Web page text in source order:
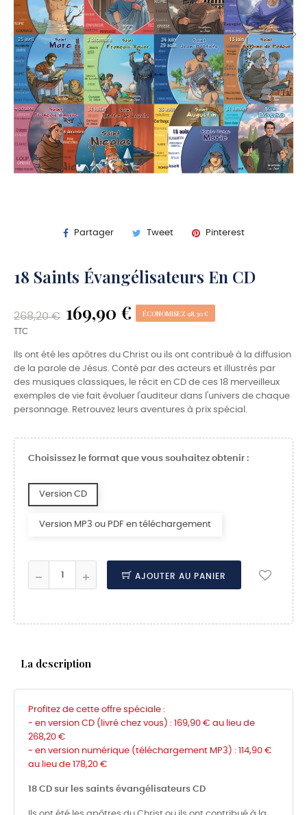
Partager Tweet Pinterest
18 Saints Évangélisateurs En CD
268,20 € 169,90 € ÉCONOMISEZ 98,30 €
TTC
Ils ont été les apôtres du Christ ou ils ont contribué à la diffusion
de la parole de Jésus. Conté par des acteurs et illustrés par
des musiques classiques, le récit en CD de ces 18 merveilleux
exemples de vie fait évoluer l'auditeur dans l'univers de chaque
personnage. Retrouvez leurs aventures à prix spécial.
Choisissez le format que vous souhaitez obtenir :
Version CD
Version MP3 ou PDF en téléchargement
AJOUTER AU PANIER
La description
Profitez de cette offre spéciale :
- en version CD (livré chez vous) : 169,90 € au lieu de
268,20 €
- en version numérique (téléchargement MP3) : 114,90 €
au lieu de 178,20 €
18 CD sur les saints évangélisateurs CD